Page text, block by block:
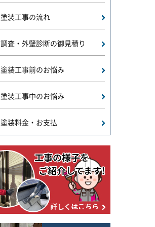
塗装工事の流れ
調査・外壁診断の御見積り
塗装工事前のお悩み
塗装工事中のお悩み
塗装料金・お支払